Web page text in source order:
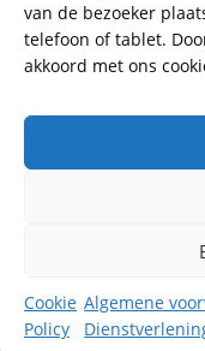
van de bezoeker
telefoon of tablet.
akkoord met ons
Cookie
Policy
Algemene
info@mijnkennis.nl
Volg ons
Statement,